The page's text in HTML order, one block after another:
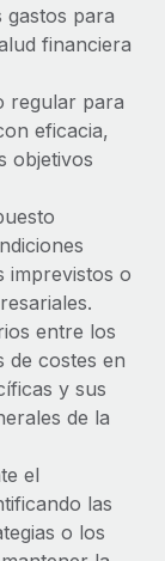
gastos para
financiera
regular para
eficacia,
objetivos
imprevistos o
entre los
de costes en
y sus
de la
el
las
o los